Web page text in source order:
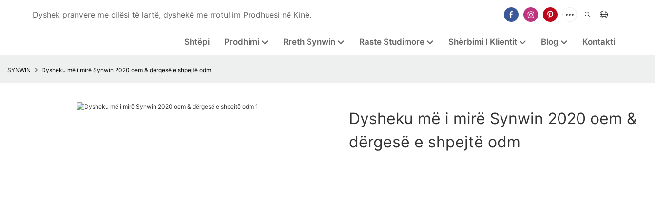
Dyshek pranvere me cilësi të lartë, dyshekë me rrotullim Prodhuesi në Kinë.
Shtëpi Prodhimi Rreth Synwin Raste Studimore Shërbimi I Klientit Blog Kontakti
SYNWIN Dysheku më i mirë Synwin 2020 oem & dërgesë e shpejtë odm
Dysheku më i mirë Synwin 2020 oem &
dërgesë e shpejtë odm